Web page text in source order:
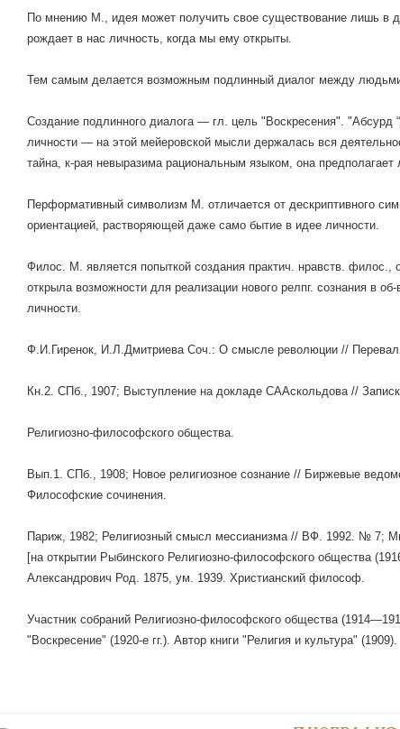
По мнению М., идея может получить свое существование лишь в
рождает в нас личность, когда мы ему открыты.
Тем самым делается возможным подлинный диалог между
Создание подлинного диалога — гл. цель "Воскресения".
личности — на этой мейеровской мысли держалась вся
тайна, к-рая невыразима рациональным языком, она
Перформативный символизм М. отличается от дескриптивного
ориентацией, растворяющей даже само бытие в идее личности.
Филос. М. является попыткой создания практич. нравств.
открыла возможности для реализации нового релпг. сознания в
личности.
Ф.И.Гиренок, И.Л.Дмитриева Соч.: О смысле революции //
Кн.2. СПб., 1907; Выступление на докладе СААскольдова //
Религиозно-философского общества.
Вып.1. СПб., 1908; Новое религиозное сознание // Биржевые
Философские сочинения.
Париж, 1982; Религиозный смысл мессианизма // ВФ. 1992. № 7;
[на открытии Рыбинского Религиозно-философского общества
Александрович Род. 1875, ум. 1939. Христианский философ.
Участник собраний Религиозно-философского общества
"Воскресение" (1920-е гг.). Автор книги "Религия и культура" (1909).